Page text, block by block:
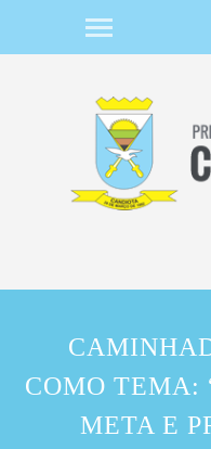
COMO TEMA:
META E